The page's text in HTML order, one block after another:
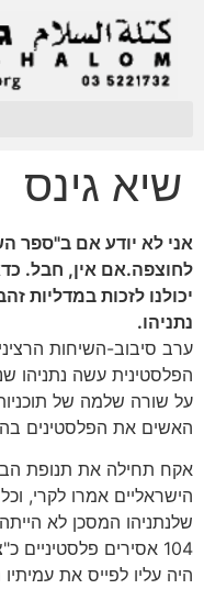
שיא גינס
אני לא יודע אם ב"ספר
לחוצפה.אם אין, חבל.
יכולנו לזכות במדליות
נתניהו.
ערב סיבוב-השיחות
הפלסטינית עשה נתניהו
על שורה שלמה של
האשים את הפלסטינים
אקח תחילה את תנופת
הישראליים אמרו לקרי,
שלנתניהו המסכן לא
104 אסירים
היה עליו לפייס את